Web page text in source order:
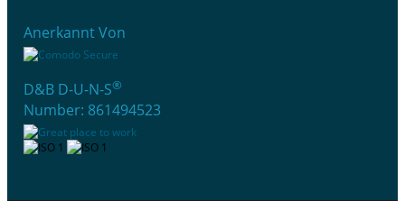
Anerkannt Von
D&B D-U-N-S®
Number: 861494523